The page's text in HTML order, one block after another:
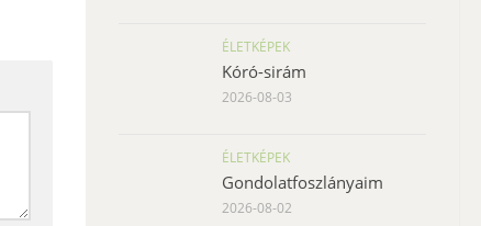
ÉLETKÉPEK
Kóró-sirám
2026-08-03
ÉLETKÉPEK
Gondolatfoszlányaim
2026-08-02